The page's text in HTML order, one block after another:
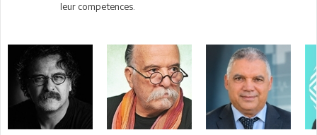
leur competences.